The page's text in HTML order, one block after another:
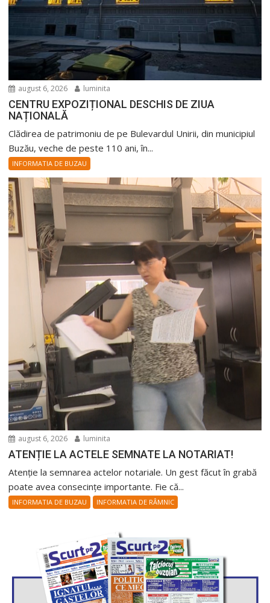
august 6, 2026 luminita
CENTRU EXPOZIȚIONAL DESCHIS DE ZIUA
NAȚIONALĂ
Clădirea de patrimoniu de pe Bulevardul Unirii, din municipiul
Buzău, veche de peste 110 ani, în...
INFORMATIA DE BUZAU
august 6, 2026 luminita
ATENȚIE LA ACTELE SEMNATE LA NOTARIAT!
Atenție la semnarea actelor notariale. Un gest făcut în grabă
poate avea consecințe importante. Fie că...
INFORMATIA DE BUZAU INFORMATIA DE RÂMNIC